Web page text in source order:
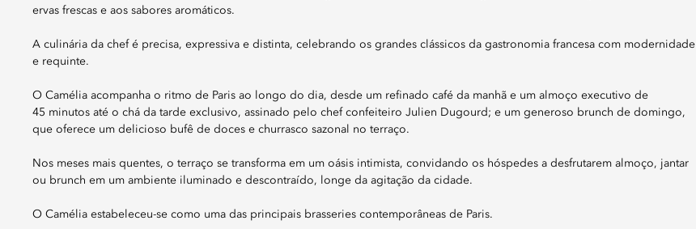
ervas frescas e aos sabores aromáticos.
A culinária da chef é precisa, expressiva e distinta, celebrando os grandes clássicos da gastronomia francesa com modernidade
e requinte.
O Camélia acompanha o ritmo de Paris ao longo do dia, desde um refinado café da manhã e um almoço executivo de
45 minutos até o chá da tarde exclusivo, assinado pelo chef confeiteiro Julien Dugourd; e um generoso brunch de domingo,
que oferece um delicioso bufê de doces e churrasco sazonal no terraço.
Nos meses mais quentes, o terraço se transforma em um oásis intimista, convidando os hóspedes a desfrutarem almoço, jantar
ou brunch em um ambiente iluminado e descontraído, longe da agitação da cidade.
O Camélia estabeleceu-se como uma das principais brasseries contemporâneas de Paris.